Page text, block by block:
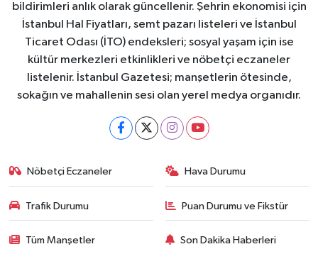
bildirimleri anlık olarak güncellenir. Şehrin ekonomisi için
İstanbul Hal Fiyatları, semt pazarı listeleri ve İstanbul
Ticaret Odası (İTO) endeksleri; sosyal yaşam için ise
kültür merkezleri etkinlikleri ve nöbetçi eczaneler
listelenir. İstanbul Gazetesi; manşetlerin ötesinde,
sokağın ve mahallenin sesi olan yerel medya organıdır.
Nöbetçi Eczaneler Hava Durumu
Trafik Durumu Puan Durumu ve Fikstür
Tüm Manşetler Son Dakika Haberleri